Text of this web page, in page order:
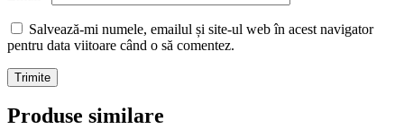
Salvează-mi numele, emailul și site-ul web în acest navigator
pentru data viitoare când o să comentez.
Produse similare